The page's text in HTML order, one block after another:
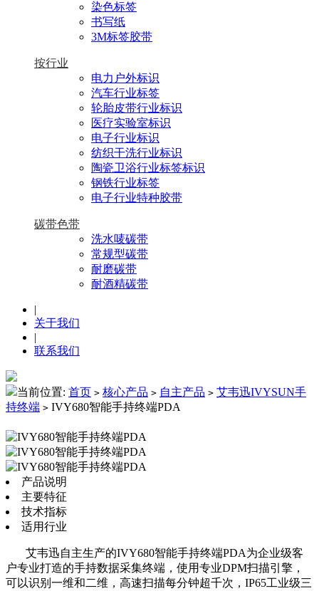
染色标签
书写纸
3M标签胶带
按行业
电力户外标识
汽车行业标签
轮胎皮带行业标识
医疗实验室标识
电子行业标识
纺织干洗行业标识
陶瓷卫浴行业标签标识
钢铁行业标签
电子行业特种胶带
碳带色带
洗水唛碳带
常规型碳带
耐磨碳带
耐酒精碳带
|
关于我们
|
联系我们
当前位置: 首页 > 核心产品 > 自主产品 > 艾韦迅IVYSUN手
持终端 > IVY680智能手持终端PDA
产品说明
主要特征
技术指标
适用行业
艾韦迅自主生产的IVY680智能手持终端PDA为企业级客
户专业打造的手持数据采集终端，使用专业DPM扫描引擎，
可以识别一维和二维，高速扫描每分钟超千次，IP65工业级三